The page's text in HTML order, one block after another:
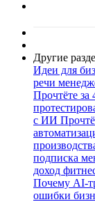
Другие
Идеи для
речи
Прочтёте за
с ИИ
подписка
доход
Почему AI-
ошибки